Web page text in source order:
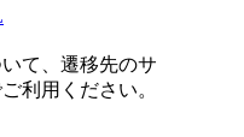
て、遷移先のサ
利用ください。